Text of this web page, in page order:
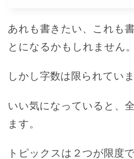
あれも書きたい、これも
とになるかもしれません。
しかし字数は限られていま
いい気になっていると、
ます。
トピックスは２つが限度